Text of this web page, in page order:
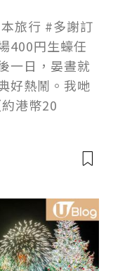
極追櫻之
旅行 #多謝訂
400円生蠔任
一日，晏晝就
好熱鬧。我哋
港幣20